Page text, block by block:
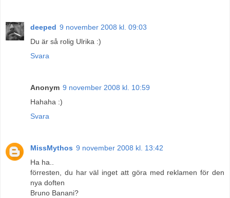
deeped 9 november 2008 kl. 09:03
Du är så rolig Ulrika :)
Svara
Anonym 9 november 2008 kl. 10:59
Hahaha :)
Svara
MissMythos 9 november 2008 kl. 13:42
Ha ha..
förresten, du har väl inget att göra med reklamen för den
nya doften
Bruno Banani?